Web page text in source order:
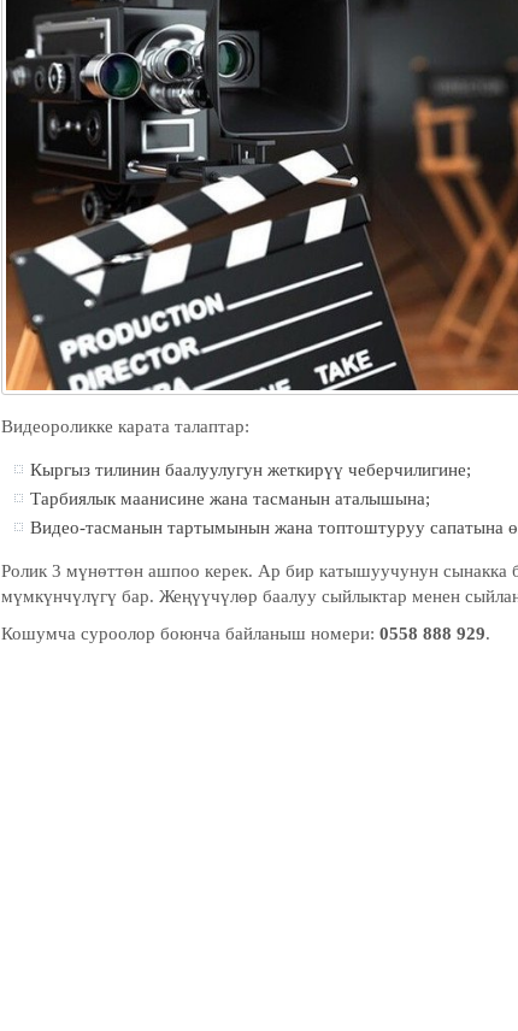
Видеороликке карата талаптар:
Кыргыз тилинин баалуулугун жеткирүү чеберчилигине;
Тарбиялык маанисине жана тасманын аталышына;
Видео-тасманын тартымынын жана топтоштуруу сапатына
Ролик 3 мүнөттөн ашпоо керек. Ар бир катышуучунун сынакка
мүмкүнчүлүгү бар. Жеңүүчүлөр баалуу сыйлыктар менен
Кошумча суроолор боюнча байланыш номери: 0558 888 929.